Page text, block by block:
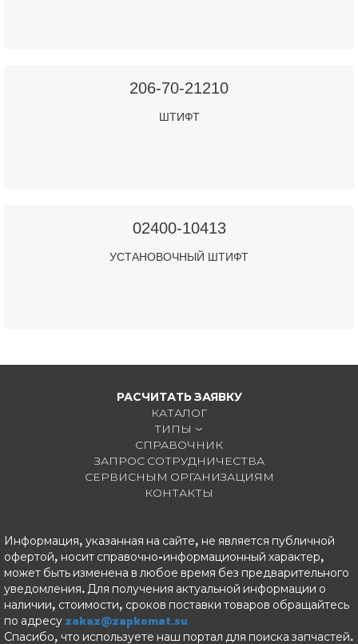
206-70-21210
ШТИФТ
02400-10413
УСТАНОВОЧНЫЙ ШТИФТ
РАСЧИТАТЬ ЗАЯВКУ
КАТАЛОГ
ТИПЫ
СПРАВОЧНИК
ЗАПРОС СОТРУДНИЧЕСТВА
СЕРВИСНЫМ ОРГАНИЗАЦИЯМ
КОНТАКТЫ
Информация, указанная на сайте, не является публичной
офертой, носит справочно-информационный характер,
может быть изменена в любое время без предварительного
уведомления. Для получения актуальной информации о
наличии, стоимости, сроков поставки товаров обращайтесь
по адресу zakaz@zapkomat.su
Спасибо, что используете наш портал для поиска запчастей.